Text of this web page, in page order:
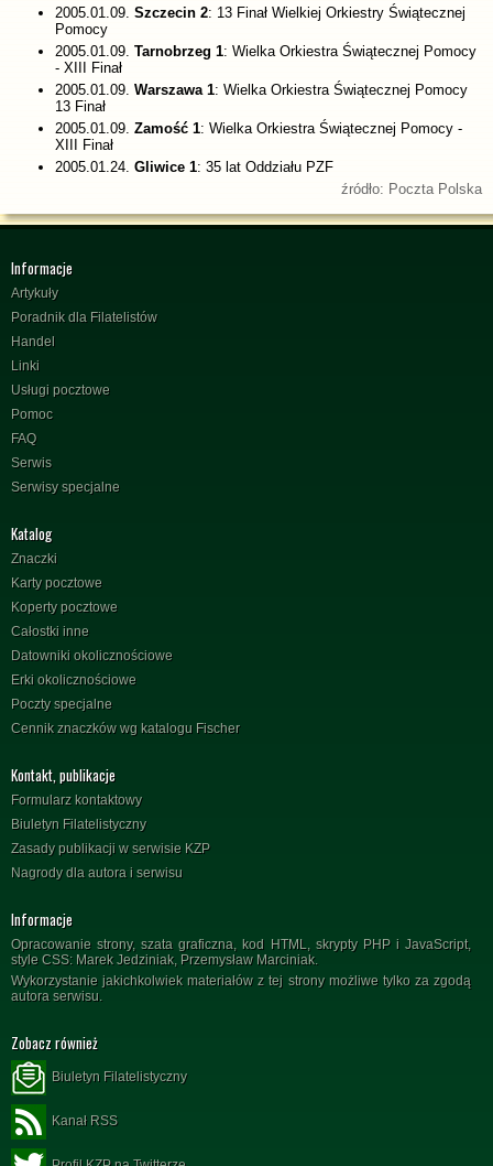
2005.01.09. Szczecin 2: 13 Finał Wielkiej Orkiestry Świątecznej
Pomocy
2005.01.09. Tarnobrzeg 1: Wielka Orkiestra Świątecznej Pomocy
- XIII Finał
2005.01.09. Warszawa 1: Wielka Orkiestra Świątecznej Pomocy
13 Finał
2005.01.09. Zamość 1: Wielka Orkiestra Świątecznej Pomocy -
XIII Finał
2005.01.24. Gliwice 1: 35 lat Oddziału PZF
źródło: Poczta Polska
Informacje
Artykuły
Poradnik dla Filatelistów
Handel
Linki
Usługi pocztowe
Pomoc
FAQ
Serwis
Serwisy specjalne
Katalog
Znaczki
Karty pocztowe
Koperty pocztowe
Całostki inne
Datowniki okolicznościowe
Erki okolicznościowe
Poczty specjalne
Cennik znaczków wg katalogu Fischer
Kontakt, publikacje
Formularz kontaktowy
Biuletyn Filatelistyczny
Zasady publikacji w serwisie KZP
Nagrody dla autora i serwisu
Informacje
Opracowanie strony, szata graficzna, kod HTML, skrypty PHP i JavaScript,
style CSS: Marek Jedziniak, Przemysław Marciniak.
Wykorzystanie jakichkolwiek materiałów z tej strony możliwe tylko za zgodą
autora serwisu.
Zobacz również
Biuletyn Filatelistyczny
Kanał RSS